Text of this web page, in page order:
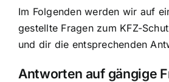
Im Folgenden werden wir auf
gestellte Fragen zum KFZ-
und dir die entsprechenden
Antworten auf gängige